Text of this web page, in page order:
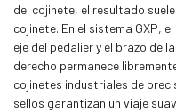
del cojinete, el resultado
cojinete. En el sistema GXP,
eje del pedalier y el brazo de
derecho permanece
cojinetes industriales de
sellos garantizan un viaje